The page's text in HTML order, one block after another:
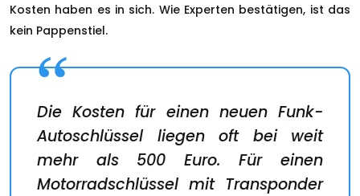
Kosten haben es in sich. Wie Experten bestätigen, ist das
kein Pappenstiel.
Die Kosten für einen neuen Funk-
Autoschlüssel liegen oft bei weit
mehr als 500 Euro. Für einen
Motorradschlüssel mit Transponder